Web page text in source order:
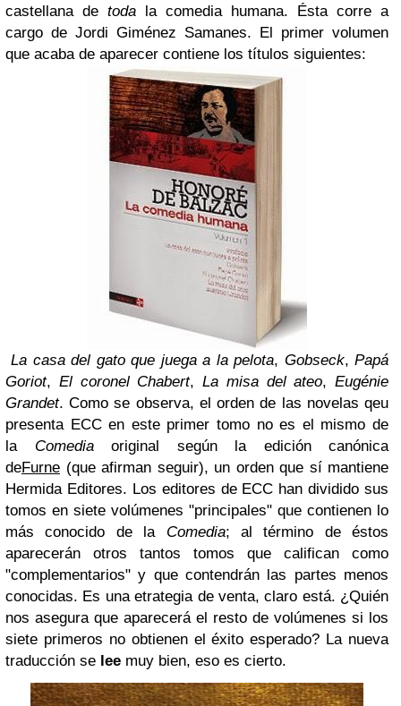
castellana de toda la comedia humana. Ésta corre a
cargo de Jordi Giménez Samanes. El primer volumen
que acaba de aparecer contiene los títulos siguientes:
La casa del gato que juega a la pelota, Gobseck,Papá
Goriot, El coronel Chabert, La misa del ateo, Eugénie
Grandet. Como se observa, el orden de las novelas qeu
presenta ECC en este primer tomo no es el mismo de
la Comedia original según la edición canónica
deFurne (que afirman seguir), un orden que sí mantiene
Hermida Editores. Los editores de ECC han dividido sus
tomos en siete volúmenes "principales" que contienen lo
más conocido de la Comedia; al término de éstos
aparecerán otros tantos tomos que califican como
"complementarios" y que contendrán las partes menos
conocidas. Es una etrategia de venta, claro está. ¿Quién
nos asegura que aparecerá el resto de volúmenes si los
siete primeros no obtienen el éxito esperado? La nueva
traducción se lee muy bien, eso es cierto.